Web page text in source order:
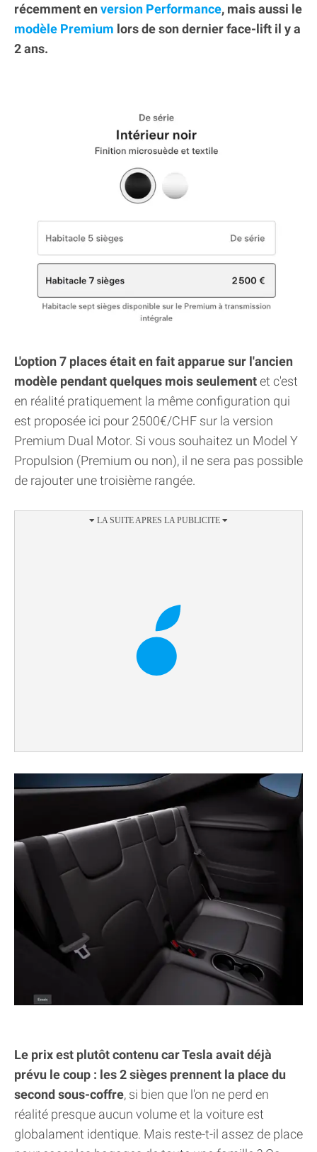
récemment en version Performance, mais aussi le
modèle Premium lors de son dernier face-lift il y a
2 ans.
L'option 7 places était en fait apparue sur l'ancien
modèle pendant quelques mois seulementet c'est
en réalité pratiquement la même configuration qui
est proposée ici pour 2500€/CHF sur la version
Premium Dual Motor. Si vous souhaitez un Model Y
Propulsion (Premium ou non), il ne sera pas possible
de rajouter une troisième rangée.
Le prix est plutôt contenu car Tesla avait déjà
prévu le coup : les 2 sièges prennent la place du
second sous-coffre, si bien que l'on ne perd en
réalité presque aucun volume et la voiture est
globalament identique. Mais reste-t-il assez de place